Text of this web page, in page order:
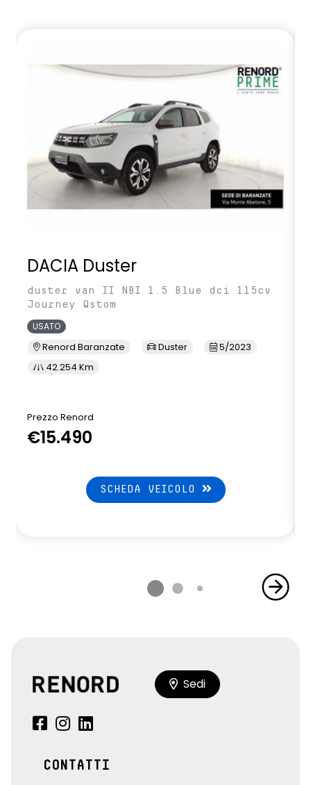
DACIA Duster
duster van II NBI 1.5 Blue dci 115cv
Journey Qstom
USATO
Renord Baranzate Duster
5/2023
42.254 Km
Prezzo Renord
€15.490
SCHEDA VEICOLO
Sedi
CONTATTI